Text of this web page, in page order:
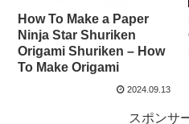
How To Make a Paper
Ninja Star Shuriken
Origami Shuriken – How
To Make Origami
2024.09.13
スポンサ